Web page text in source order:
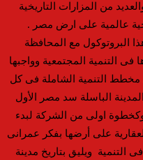
من المزارات التاريخية
عالمية على ارض مصر .
البروتوكول مع المحافظة
التنمية المجتمعية وواجبها
التنمية الشاملة فى كل
الباسلة سد مصر الأول
اولى من الشركة لبدء
على أرضها بفكر عمرانى
التنمية ويليق بتاريخ مدينة